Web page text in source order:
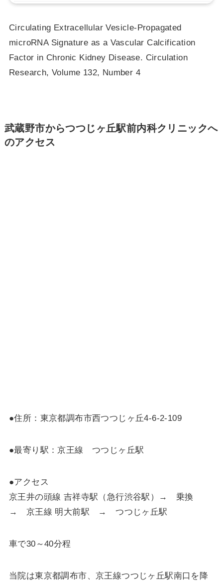
Circulating Extracellular Vesicle-Propagated
microRNA Signature as a Vascular Calcification
Factor in Chronic Kidney Disease. Circulation
Research, Volume 132, Number 4
武蔵野市からつつじヶ丘駅前内科クリニックへ
のアクセス
●住所：東京都調布市西つつじヶ丘4-6-2-109
●最寄り駅：京王線 つつじヶ丘駅
●アクセス
京王井の頭線 吉祥寺駅（急行渋谷駅）→ 乗換
→ 京王線 明大前駅 → つつじヶ丘駅
車で30～40分程
当院は東京都調布市、京王線つつじヶ丘駅南口を降